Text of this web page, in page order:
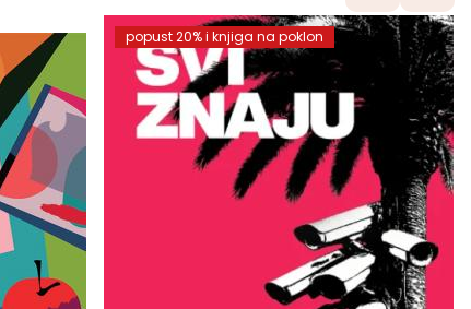
popust 20% i knjiga na poklon